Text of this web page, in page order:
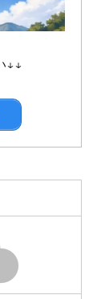
↓↓